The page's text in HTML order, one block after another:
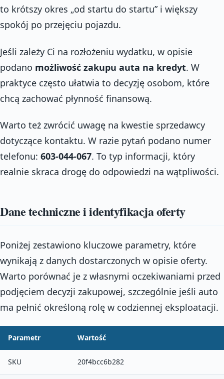
to krótszy okres „od startu do startu” i większy
spokój po przejęciu pojazdu.
Jeśli zależy Ci na rozłożeniu wydatku, w opisie
podano możliwość zakupu auta na kredyt. W
praktyce często ułatwia to decyzję osobom, które
chcą zachować płynność finansową.
Warto też zwrócić uwagę na kwestie sprzedawcy
dotyczące kontaktu. W razie pytań podano numer
telefonu: 603-044-067. To typ informacji, który
realnie skraca drogę do odpowiedzi na wątpliwości.
Dane techniczne i identyfikacja oferty
Poniżej zestawiono kluczowe parametry, które
wynikają z danych dostarczonych w opisie oferty.
Warto porównać je z własnymi oczekiwaniami przed
podjęciem decyzji zakupowej, szczególnie jeśli auto
ma pełnić określoną rolę w codziennej eksploatacji.
Parametr Wartość
SKU 20f4bcc6b282